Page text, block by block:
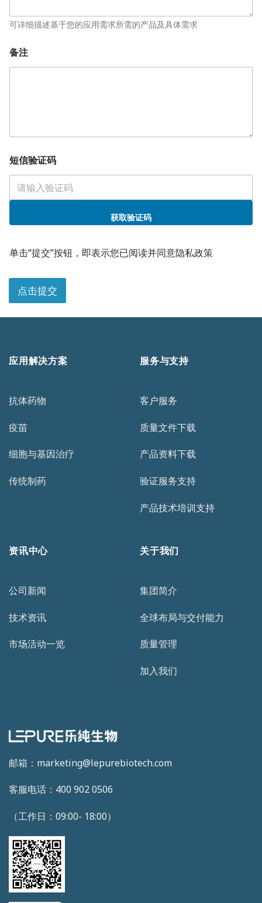
可详细描述基于您的应用需求所需的产品及具体需求
备注
短信验证码
获取验证码
注
备
单击“提交”按钮，即表示您已阅读并同意隐私政策
点击提交
邮箱：marketing@lepurebiotech.com
客服电话：400 902 0506
（工作日：09:00- 18:00）
应用解决方案
抗体药物
疫苗
细胞与基因治疗
传统制药
服务与支持
客户服务
质量文件下载
产品资料下载
验证服务支持
产品技术培训支持
资讯中心
公司新闻
技术资讯
市场活动一览
关于我们
集团简介
全球布局与交付能力
质量管理
加入我们